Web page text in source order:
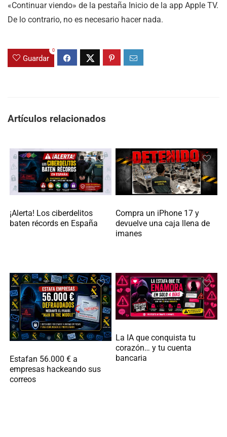
«Continuar viendo» de la pestaña Inicio de la app Apple TV.
De lo contrario, no es necesario hacer nada.
Guardar
0
Artículos relacionados
¡Alerta! Los ciberdelitos
baten récords en España
Compra un iPhone 17 y
devuelve una caja llena de
imanes
Estafan 56.000 € a
empresas hackeando sus
correos
La IA que conquista tu
corazón… y tu cuenta
bancaria